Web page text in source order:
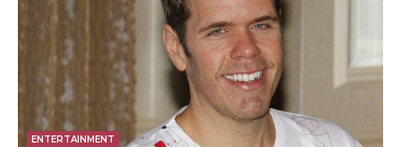
ENTERTAINMENT